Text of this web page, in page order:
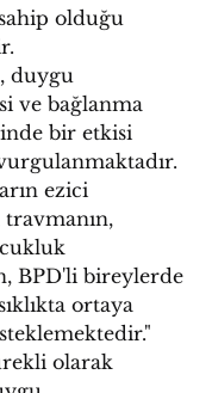
olduğu
duygu
ve bağlanma
bir etkisi
ezici
BPD'li bireylerde
ortaya
olarak